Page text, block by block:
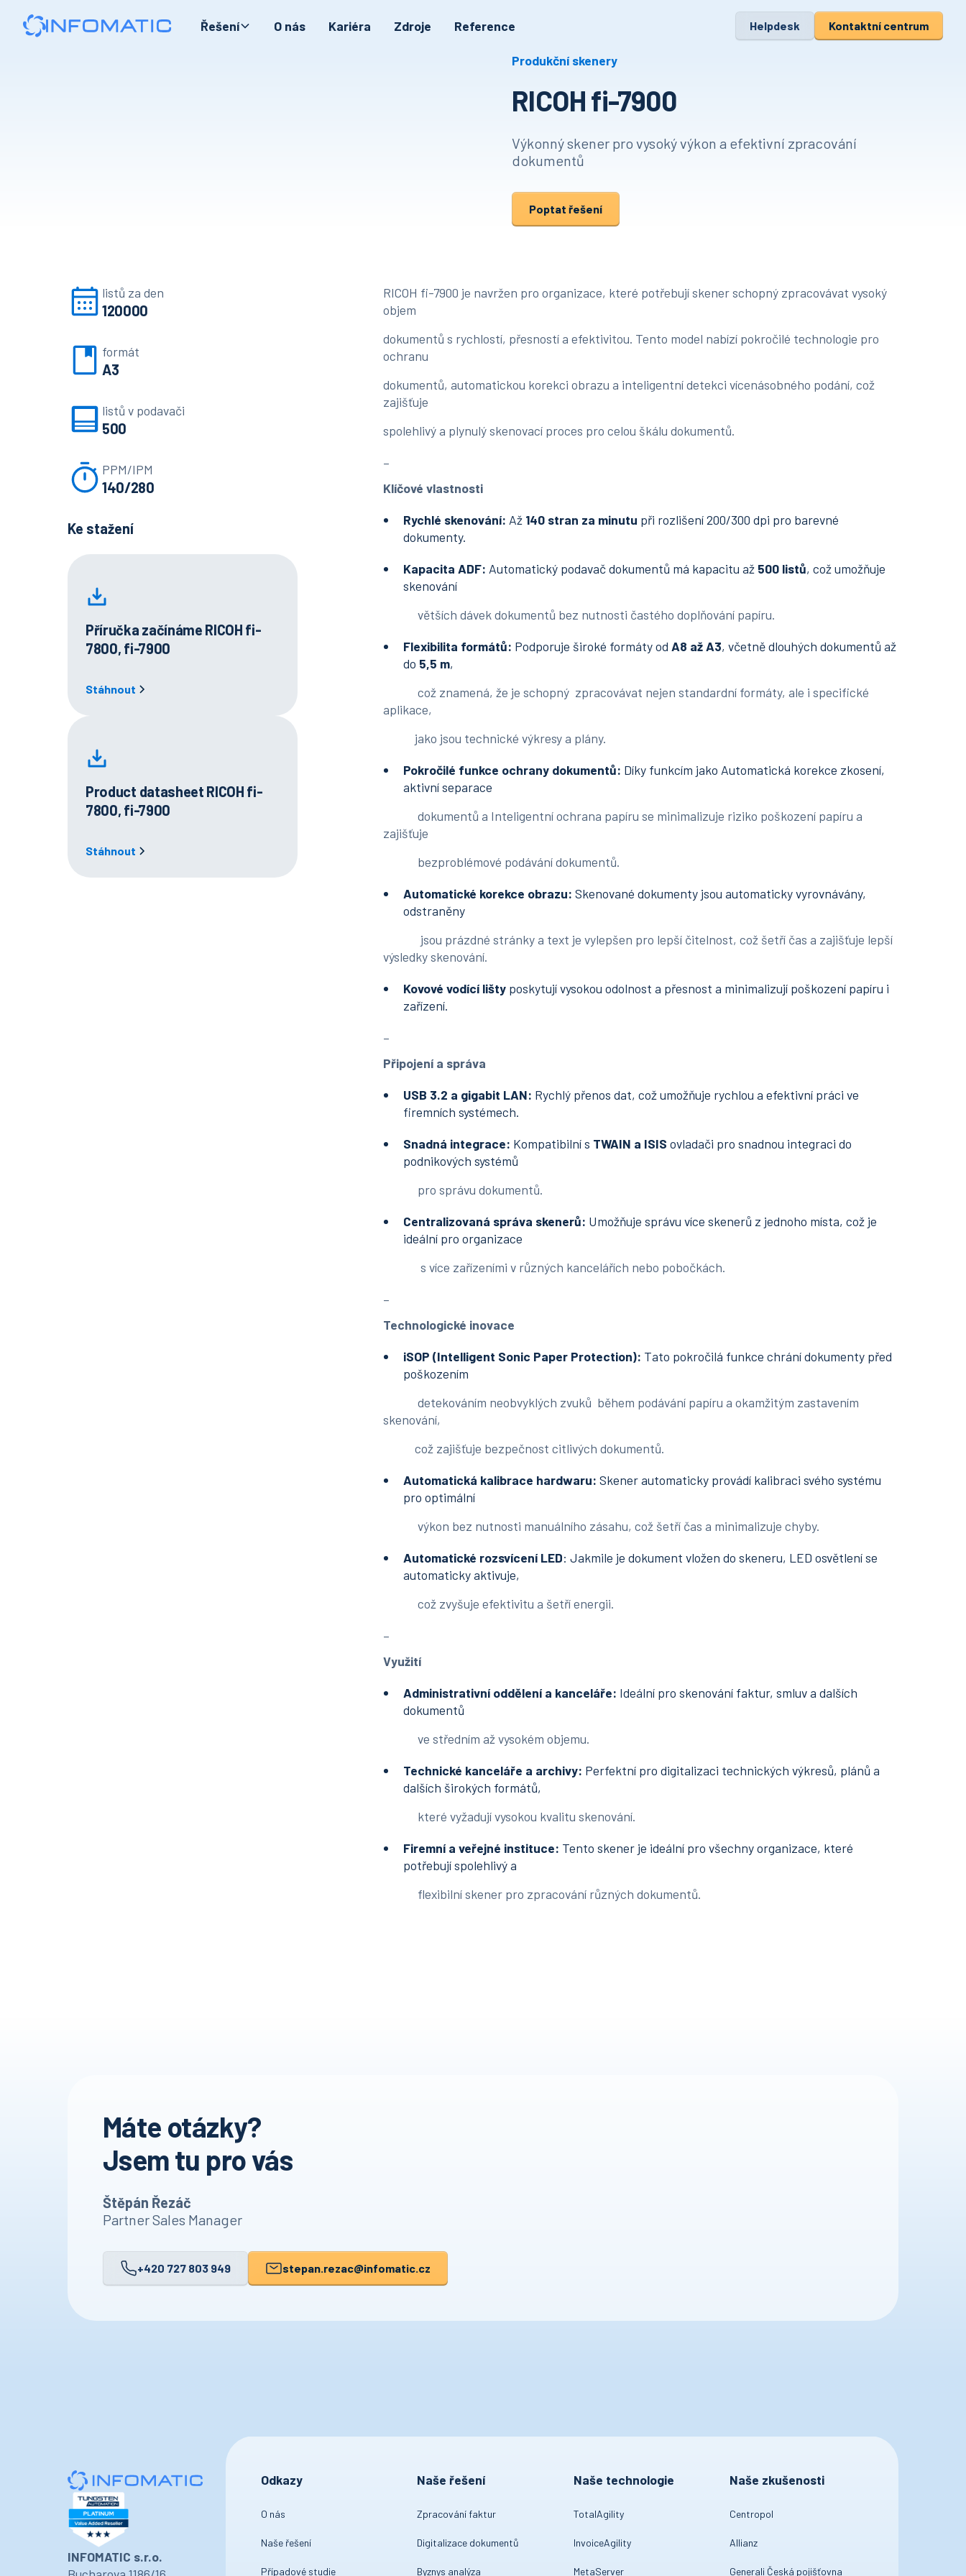
Řešení O nás Kariéra Zdroje Reference Helpdesk Kontaktní centrum
Produkční skenery
RICOH fi-7900
Výkonný skener pro vysoký výkon a efektivní zpracování
dokumentů
Poptat řešení
listů za den
120000
formát
A3
listů v podavači
500
PPM/IPM
140/280
Ke stažení
Příručka začínáme RICOH fi-
7800, fi-7900
Stáhnout
Product datasheet RICOH fi-
7800, fi-7900
Stáhnout
RICOH fi-7900 je navržen pro organizace, které potřebují skener schopný zpracovávat vysoký
objem
dokumentů s rychlostí, přesností a efektivitou. Tento model nabízí pokročilé technologie pro
ochranu
dokumentů, automatickou korekci obrazu a inteligentní detekci vícenásobného podání, což
zajišťuje
spolehlivý a plynulý skenovací proces pro celou škálu dokumentů.
Klíčové vlastnosti
Rychlé skenování: Až 140 stran za minutu při rozlišení 200/300 dpi pro barevné
dokumenty.
Kapacita ADF: Automatický podavač dokumentů má kapacitu až500 listů, což umožňuje
skenování
větších dávek dokumentů bez nutnosti častého doplňování papíru.
Flexibilita formátů: Podporuje široké formáty od A8 až A3, včetně dlouhých dokumentů až
do 5,5 m,
což znamená, že je schopný zpracovávat nejen standardní formáty, ale i specifické
aplikace,
jako jsou technické výkresy a plány.
Pokročilé funkce ochrany dokumentů: Díky funkcím jako Automatická korekce zkosení,
aktivní separace
dokumentů a Inteligentní ochrana papíru se minimalizuje riziko poškození papíru a
zajišťuje
bezproblémové podávání dokumentů.
Automatické korekce obrazu: Skenované dokumenty jsou automaticky vyrovnávány,
odstraněny
jsou prázdné stránky a text je vylepšen pro lepší čitelnost, což šetří čas a zajišťuje lepší
výsledky skenování.
Kovové vodící lišty poskytují vysokou odolnost a přesnost a minimalizují poškození papíru i
zařízení.
Připojení a správa
USB 3.2 a gigabit LAN: Rychlý přenos dat, což umožňuje rychlou a efektivní práci ve
firemních systémech.
Snadná integrace: Kompatibilní s TWAIN a ISIS ovladači pro snadnou integraci do
podnikových systémů
pro správu dokumentů.
Centralizovaná správa skenerů: Umožňuje správu více skenerů z jednoho místa, což je
ideální pro organizace
s více zařízeními v různých kancelářích nebo pobočkách.
Technologické inovace
iSOP (Intelligent Sonic Paper Protection): Tato pokročilá funkce chrání dokumenty před
poškozením
detekováním neobvyklých zvuků během podávání papíru a okamžitým zastavením
skenování,
což zajišťuje bezpečnost citlivých dokumentů.
Automatická kalibrace hardwaru: Skener automaticky provádí kalibraci svého systému
pro optimální
výkon bez nutnosti manuálního zásahu, což šetří čas a minimalizuje chyby.
Automatické rozsvícení LED: Jakmile je dokument vložen do skeneru, LED osvětlení se
automaticky aktivuje,
což zvyšuje efektivitu a šetří energii.
Využití
Administrativní oddělení a kanceláře: Ideální pro skenování faktur, smluv a dalších
dokumentů
ve středním až vysokém objemu.
Technické kanceláře a archivy: Perfektní pro digitalizaci technických výkresů, plánů a
dalších širokých formátů,
které vyžadují vysokou kvalitu skenování.
Firemní a veřejné instituce: Tento skener je ideální pro všechny organizace, které
potřebují spolehlivý a
flexibilní skener pro zpracování různých dokumentů.
Máte otázky?
Jsem tu pro vás
Štěpán Řezáč
Partner Sales Manager
+420 727 803 949 stepan.rezac@infomatic.cz
INFOMATIC s.r.o.
Odkazy
O nás
Naše řešení
Případové studie
Naše řešení
Zpracování faktur
Digitalizace dokumentů
Byznys analýza
Naše technologie
TotalAgility
InvoiceAgility
MetaServer
Naše zkušenosti
Centropol
Allianz
Generali Česká pojišťovna